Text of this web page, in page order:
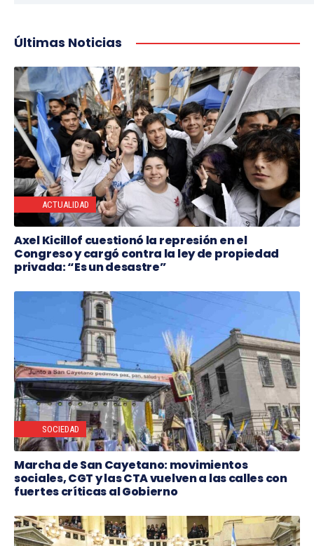
Últimas Noticias
ACTUALIDAD
Axel Kicillof cuestionó la represión en el
Congreso y cargó contra la ley de propiedad
privada: “Es un desastre”
SOCIEDAD
Marcha de San Cayetano: movimientos
sociales, CGT y las CTA vuelven a las calles con
fuertes críticas al Gobierno